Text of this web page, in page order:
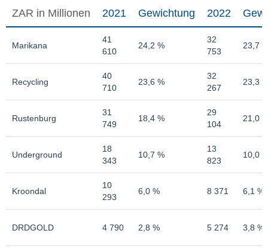
ZAR in Millionen 2021 Gewichtung 2022
Marikana
41
610
24,2 %
32
753
23,7
Recycling
40
710
23,6 %
32
267
23,3
Rustenburg
31
749
18,4 %
29
104
21,0
Underground
18
343
10,7 %
13
823
10,0
Kroondal
10
293
6,0 % 8 371 6,1 %
DRDGOLD 4 790 2,8 % 5 274 3,8 %